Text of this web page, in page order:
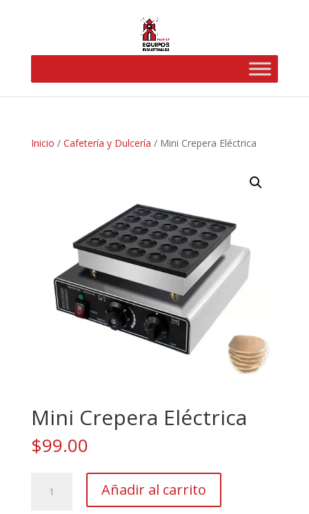
Inicio / Cafetería y Dulcería / Mini Crepera Eléctrica
Mini Crepera Eléctrica
$99.00
Crepera
Añadir al carrito